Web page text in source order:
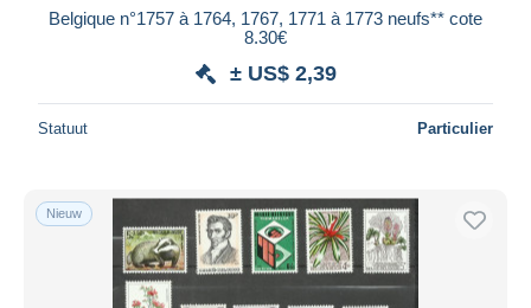
Belgique n°1757 à 1764, 1767, 1771 à 1773 neufs** cote
8.30€
± US$ 2,39
Statuut Particulier
Nieuw